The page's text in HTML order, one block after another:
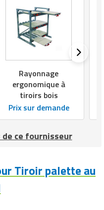
Rayonnage
ergonomique à
tiroirs bois
Prix sur demande
ce fournisseur
Tiroir palette au